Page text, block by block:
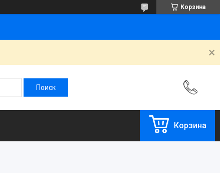
Корзина
Корзина